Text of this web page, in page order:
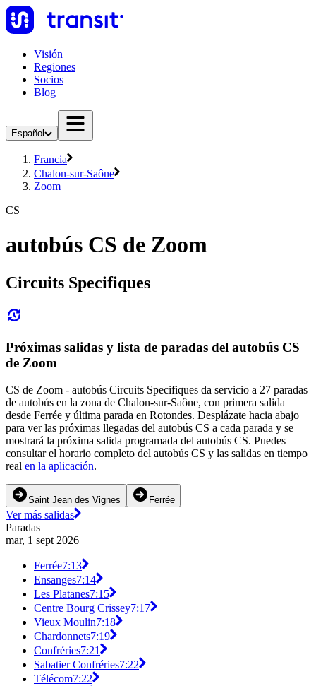
Visión
Regiones
Socios
Blog
Español
Francia
Chalon-sur-Saône
Zoom
CS
autobús CS de Zoom
Circuits Specifiques
Próximas salidas y lista de paradas del autobús CS
de Zoom
CS de Zoom - autobús Circuits Specifiques da servicio a 27 paradas
de autobús en la zona de Chalon-sur-Saône, con primera salida
desde Ferrée y última parada en Rotondes. Desplázate hacia abajo
para ver las próximas llegadas del autobús CS a cada parada y se
mostrará la próxima salida programada del autobús CS. Puedes
consultar el horario completo del autobús CS y las salidas en tiempo
real en la aplicación.
Saint Jean des Vignes Ferrée
Ver más salidas
Paradas
mar, 1 sept 2026
Ferrée7:13
Ensanges7:14
Les Platanes7:15
Centre Bourg Crissey7:17
Vieux Moulin7:18
Chardonnets7:19
Confréries7:21
Sabatier Confréries7:22
Télécom7:22